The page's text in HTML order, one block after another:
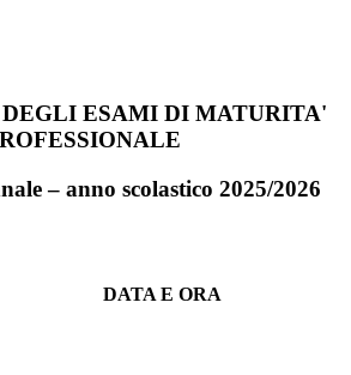
ESAMI DI MATURITA'
– anno scolastico 2025/2026
DATA E ORA